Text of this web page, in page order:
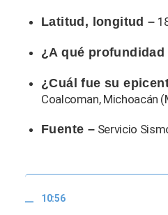
Latitud, longitud –
¿A qué profundidad
¿Cuál fue su
Coalcoman, Michoacán
Fuente – Servicio
10:56